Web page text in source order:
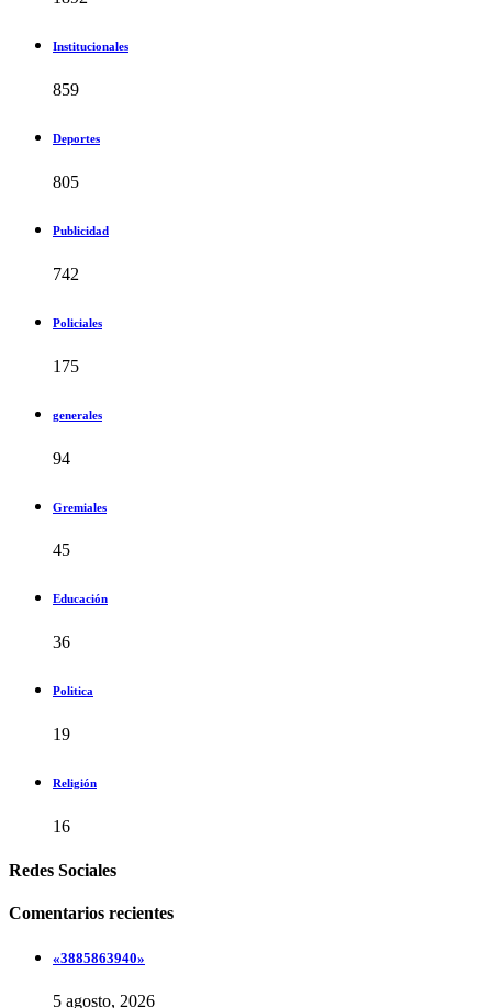
Institucionales
859
Deportes
805
Publicidad
742
Policiales
175
generales
94
Gremiales
45
Educación
36
Politica
19
Religión
16
Redes Sociales
Comentarios recientes
«3885863940»
5 agosto, 2026